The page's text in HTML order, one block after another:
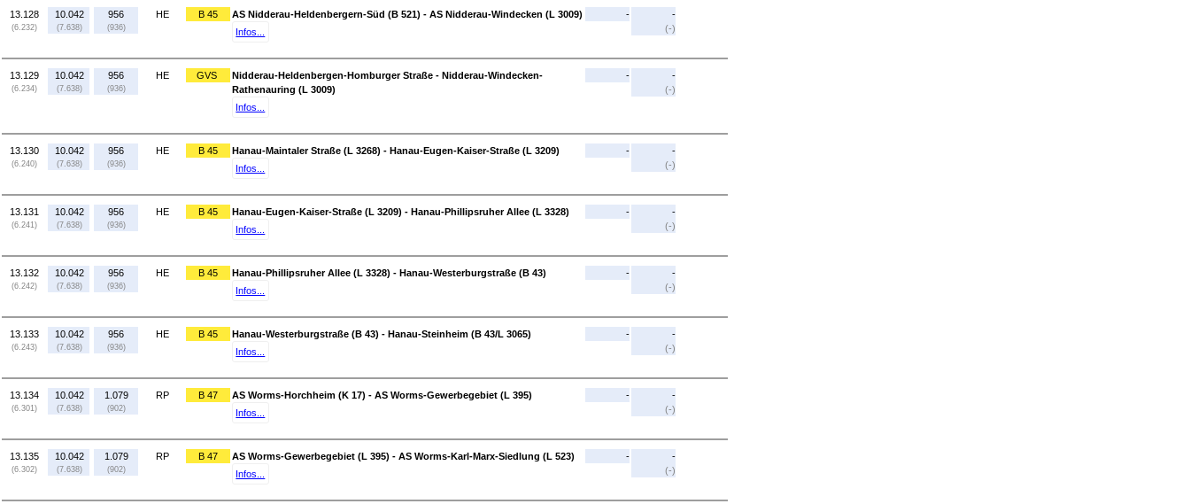
13.128
(6.232)
10.042
(7.638)
956
(936)
HE B 45
AS Nidderau-Heldenbergern-Süd (B 521) - AS Nidderau-Windecken (L 3009)
Infos...
-
-
(-)
13.129
(6.234)
10.042
(7.638)
956
(936)
HE GVS
Nidderau-Heldenbergen-Homburger Straße - Nidderau-Windecken-
Rathenauring (L 3009)
Infos...
-
-
(-)
13.130
(6.240)
10.042
(7.638)
956
(936)
HE B 45
Hanau-Maintaler Straße (L 3268) - Hanau-Eugen-Kaiser-Straße (L 3209)
Infos...
-
-
(-)
13.131
(6.241)
10.042
(7.638)
956
(936)
HE B 45
Hanau-Eugen-Kaiser-Straße (L 3209) - Hanau-Phillipsruher Allee (L 3328)
Infos...
-
-
(-)
13.132
(6.242)
10.042
(7.638)
956
(936)
HE B 45
Hanau-Phillipsruher Allee (L 3328) - Hanau-Westerburgstraße (B 43)
Infos...
-
-
(-)
13.133
(6.243)
10.042
(7.638)
956
(936)
HE B 45
Hanau-Westerburgstraße (B 43) - Hanau-Steinheim (B 43/L 3065)
Infos...
-
-
(-)
13.134
(6.301)
10.042
(7.638)
1.079
(902)
RP B 47
AS Worms-Horchheim (K 17) - AS Worms-Gewerbegebiet (L 395)
Infos...
-
-
(-)
13.135
(6.302)
10.042
(7.638)
1.079
(902)
RP B 47
AS Worms-Gewerbegebiet (L 395) - AS Worms-Karl-Marx-Siedlung (L 523)
Infos...
-
-
(-)